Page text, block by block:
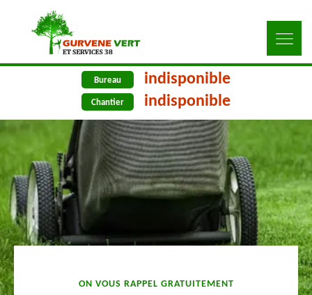
Bureau indisponible
Chantier indisponible
ON VOUS RAPPEL GRATUITEMENT